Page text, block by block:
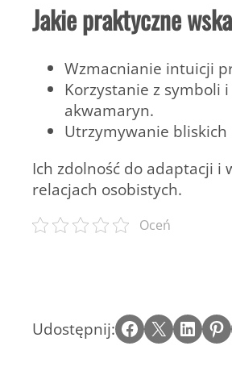
Jakie praktyczne
Wzmacnianie intuicji
Korzystanie z symboli
akwamaryn.
Utrzymywanie
Ich zdolność do adaptacji i
relacjach osobistych.
Oceń
Udostępnij: Share on Facebook Email this Page Share on LinkedIn Share on Pinterest